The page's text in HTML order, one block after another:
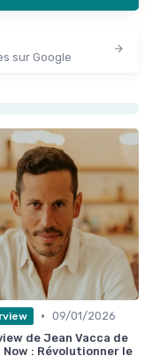
sur Google
• 09/01/2026
de Jean Vacca de
Now : Révolutionner le